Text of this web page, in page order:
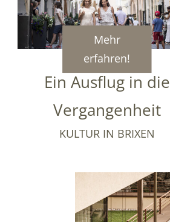
Mehr
erfahren!
Ein Ausflug in die
Vergangenheit
KULTUR IN BRIXEN